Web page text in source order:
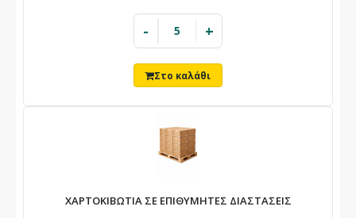
- +
ΧΑΡΤΟΚΙΒΩΤΙΑ ΣΕ ΕΠΙΘΥΜΗΤΕΣ ΔΙΑΣΤΑΣΕΙΣ